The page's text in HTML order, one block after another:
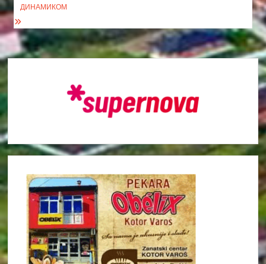
ДИНАМИКОМ